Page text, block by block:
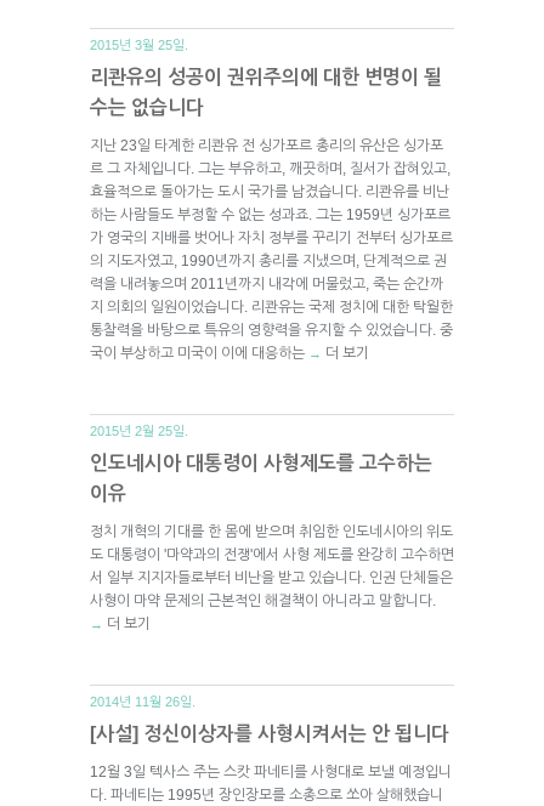
2015년 3월 25일.
리콴유의 성공이 권위주의에 대한 변명이 될
수는 없습니다
지난 23일 타계한 리콴유 전 싱가포르 총리의 유산은 싱가포
르 그 자체입니다. 그는 부유하고, 깨끗하며, 질서가 잡혀있고,
효율적으로 돌아가는 도시 국가를 남겼습니다. 리콴유를 비난
하는 사람들도 부정할 수 없는 성과죠. 그는 1959년 싱가포르
가 영국의 지배를 벗어나 자치 정부를 꾸리기 전부터 싱가포르
의 지도자였고, 1990년까지 총리를 지냈으며, 단계적으로 권
력을 내려놓으며 2011년까지 내각에 머물렀고, 죽는 순간까
지 의회의 일원이었습니다. 리콴유는 국제 정치에 대한 탁월한
통찰력을 바탕으로 특유의 영향력을 유지할 수 있었습니다. 중
국이 부상하고 미국이 이에 대응하는 → 더 보기
2015년 2월 25일.
인도네시아 대통령이 사형제도를 고수하는
이유
정치 개혁의 기대를 한 몸에 받으며 취임한 인도네시아의 위도
도 대통령이 '마약과의 전쟁'에서 사형 제도를 완강히 고수하면
서 일부 지지자들로부터 비난을 받고 있습니다. 인권 단체들은
사형이 마약 문제의 근본적인 해결책이 아니라고 말합니다.
→ 더 보기
2014년 11월 26일.
[사설] 정신이상자를 사형시켜서는 안 됩니다
12월 3일 텍사스 주는 스캇 파네티를 사형대로 보낼 예정입니
다. 파네티는 1995년 장인장모를 소총으로 쏘아 살해했습니